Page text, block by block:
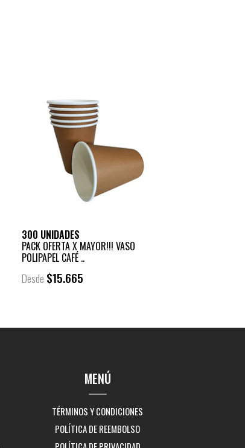
300 UNIDADES
PACK OFERTA X MAYOR!!! VASO
POLIPAPEL CAFÉ ..
Desde $15.665
MENÚ
TÉRMINOS Y CONDICIONES
POLÍTICA DE REEMBOLSO